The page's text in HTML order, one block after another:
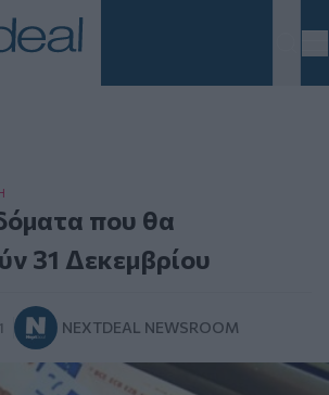
που θα
31 Δεκεμβρίου
NEXTDEAL NEWSROOM